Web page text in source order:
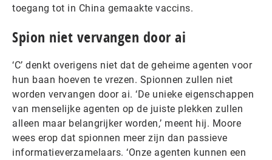
toegang tot in China gemaakte vaccins.
Spion niet vervangen door ai
‘C’ denkt overigens niet dat de geheime agenten voor
hun baan hoeven te vrezen. Spionnen zullen niet
worden vervangen door ai. ‘De unieke eigenschappen
van menselijke agenten op de juiste plekken zullen
alleen maar belangrijker worden,’ meent hij. Moore
wees erop dat spionnen meer zijn dan passieve
informatieverzamelaars. ‘Onze agenten kunnen een